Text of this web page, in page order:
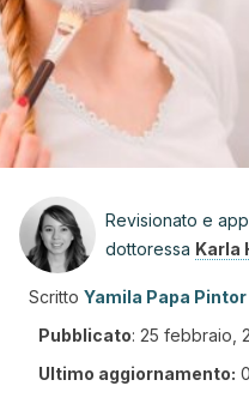
Revisionato e
dottoressa Karla
Scritto Yamila Papa Pintor
Pubblicato: 25 febbraio,
Ultimo aggiornamento: